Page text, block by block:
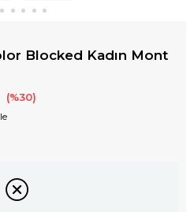
Blocked Kadın Mont
30